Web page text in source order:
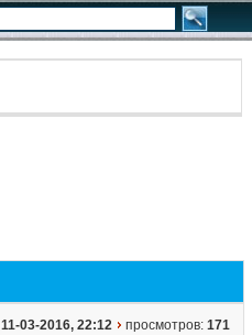
11-03-2016, 22:12 просмотров: 171